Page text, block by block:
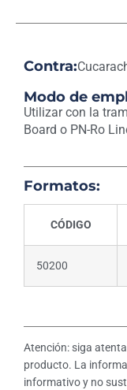
Contra:
Modo de
Utilizar con la
Board o PN-Ro
Formatos:
CÓDIGO
50200
Atención: siga
producto. La
informativo y no